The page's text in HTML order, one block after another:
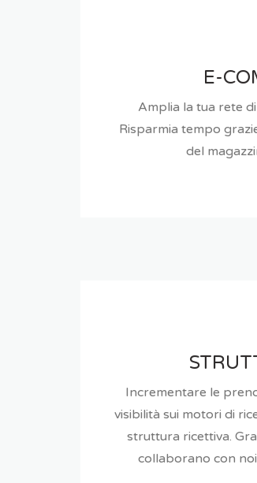
E-
Amplia la tua rete
Risparmia tempo
del
Incrementare le
visibilità sui motori di
struttura ricettiva.
collaborano con